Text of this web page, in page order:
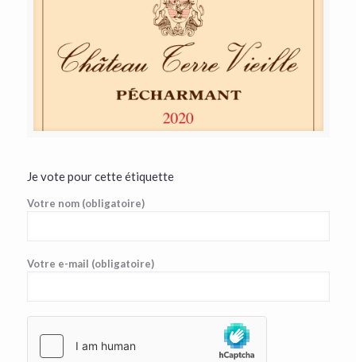
Je vote pour cette étiquette
Votre nom (obligatoire)
Votre e-mail (obligatoire)